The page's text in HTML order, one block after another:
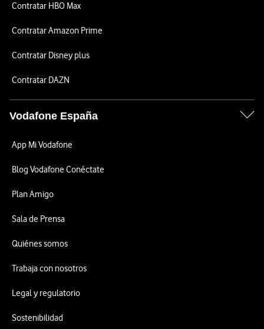
Contratar HBO Max
Contratar Amazon Prime
Contratar Disney plus
Contratar DAZN
Vodafone España
App Mi Vodafone
Blog Vodafone Conéctate
Plan Amigo
Sala de Prensa
Quiénes somos
Trabaja con nosotros
Legal y regulatorio
Sostenibilidad